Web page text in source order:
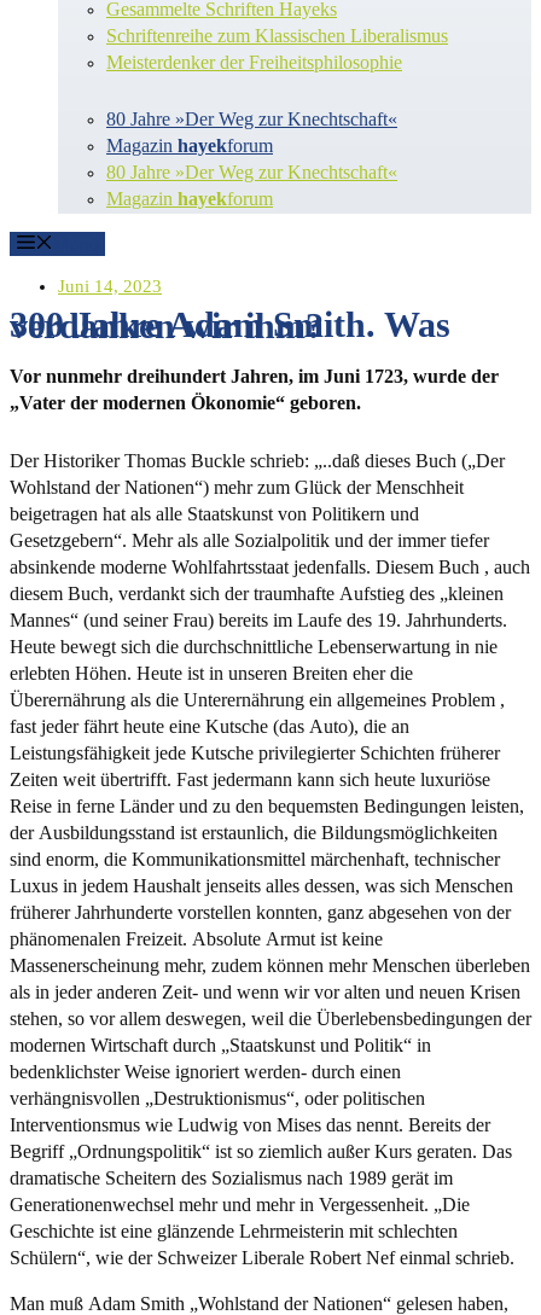
Gesammelte Schriften Hayeks
Schriftenreihe zum Klassischen Liberalismus
Meisterdenker der Freiheitsphilosophie
80 Jahre »Der Weg zur Knechtschaft«
Magazin hayekforum
80 Jahre »Der Weg zur Knechtschaft«
Magazin hayekforum
Juni 14, 2023
300 Jahre Adam Smith. Was verdanken wir ihm?
Vor nunmehr dreihundert Jahren, im Juni 1723, wurde der
„Vater der modernen Ökonomie“ geboren.
Der Historiker Thomas Buckle schrieb: „..daß dieses Buch („Der
Wohlstand der Nationen“) mehr zum Glück der Menschheit
beigetragen hat als alle Staatskunst von Politikern und
Gesetzgebern“. Mehr als alle Sozialpolitik und der immer tiefer
absinkende moderne Wohlfahrtsstaat jedenfalls. Diesem Buch , auch
diesem Buch, verdankt sich der traumhafte Aufstieg des „kleinen
Mannes“ (und seiner Frau) bereits im Laufe des 19. Jahrhunderts.
Heute bewegt sich die durchschnittliche Lebenserwartung in nie
erlebten Höhen. Heute ist in unseren Breiten eher die
Überernährung als die Unterernährung ein allgemeines Problem ,
fast jeder fährt heute eine Kutsche (das Auto), die an
Leistungsfähigkeit jede Kutsche privilegierter Schichten früherer
Zeiten weit übertrifft. Fast jedermann kann sich heute luxuriöse
Reise in ferne Länder und zu den bequemsten Bedingungen leisten,
der Ausbildungsstand ist erstaunlich, die Bildungsmöglichkeiten
sind enorm, die Kommunikationsmittel märchenhaft, technischer
Luxus in jedem Haushalt jenseits alles dessen, was sich Menschen
früherer Jahrhunderte vorstellen konnten, ganz abgesehen von der
phänomenalen Freizeit. Absolute Armut ist keine
Massenerscheinung mehr, zudem können mehr Menschen überleben
als in jeder anderen Zeit- und wenn wir vor alten und neuen Krisen
stehen, so vor allem deswegen, weil die Überlebensbedingungen der
modernen Wirtschaft durch „Staatskunst und Politik“ in
bedenklichster Weise ignoriert werden- durch einen
verhängnisvollen „Destruktionismus“, oder politischen
Interventionsmus wie Ludwig von Mises das nennt. Bereits der
Begriff „Ordnungspolitik“ ist so ziemlich außer Kurs geraten. Das
dramatische Scheitern des Sozialismus nach 1989 gerät im
Generationenwechsel mehr und mehr in Vergessenheit. „Die
Geschichte ist eine glänzende Lehrmeisterin mit schlechten
Schülern“, wie der Schweizer Liberale Robert Nef einmal schrieb.
Man muß Adam Smith „Wohlstand der Nationen“ gelesen haben,